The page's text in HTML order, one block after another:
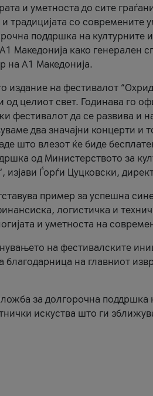
и уметноста до сите
со современите
поддршка на културните
Македонија како генерален
на A1 Македонија.
издание на фестивалот
целиот свет. Годинава го
фестивалот да се развива и
два значајни концерти и
што влезот ќе биде
од Министерството за
Ѓорѓи Цуцковски,
пример за успешна
логистичка и
и уметноста на
на фестивалските
на главниот
за долгорочна поддршка
искуства што ги